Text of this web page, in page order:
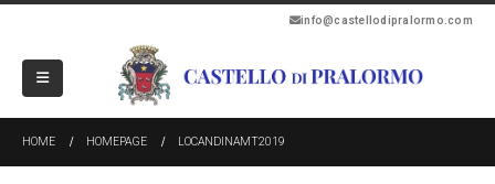
info@castellodipralormo.com
HOME HOMEPAGE LOCANDINAMT2019